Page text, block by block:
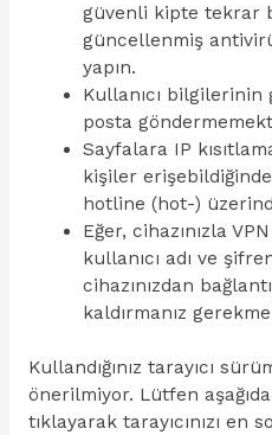
güvenli kipte tekrar
güncellenmiş
yapın.
Kullanıcı
posta
Sayfalara IP
kişiler
hotline (hot-)
Eğer, cihazınızla
kullanıcı adı ve
cihazınızdan
kaldırmanız
Kullandığınız tarayıcı
önerilmiyor. Lütfen
tıklayarak tarayıcınızı en